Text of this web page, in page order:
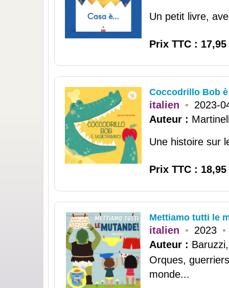
Un petit livre,
Prix TTC : 17,95
Coccodrillo Bob
italien • 2023-
Auteur :
Une histoire sur
Prix TTC : 18,95
Mettiamo tutti le
italien • 2023 •
Auteur :
Orques,
monde...